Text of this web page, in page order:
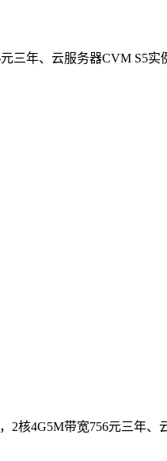
年、云服务器CVM S5实
2核4G5M带宽756元三年、